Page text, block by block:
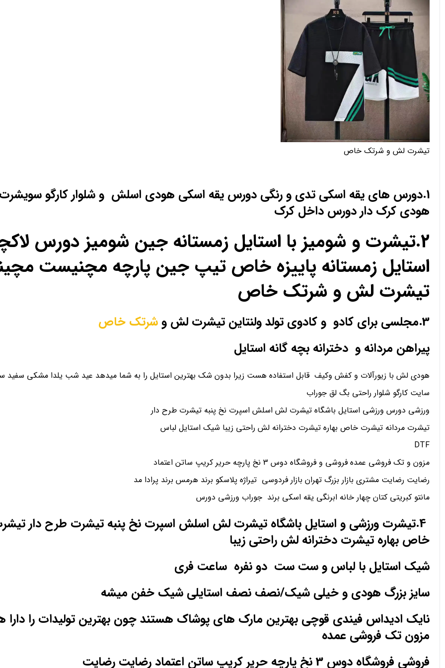
تیشرت لش و شرتک خاص
1.دورس های یقه اسکی تدی و رنگی دورس یقه اسکی هودی اسلش و شلوار کارگو
هودی کرک دار دورس داخل کرک
2.تیشرت و شومیز با استایل زمستانه جین شومیز دورس
استایل زمستانه پاییزه خاص تیپ جین پارچه مچنیست
تیشرت لش و شرتک خاص
3.مجلسی برای کادو و کادوی تولد ولنتاین تیشرت لش و
شرتک خاص
پیراهن مردانه و دخترانه بچه گانه استایل
هودی لش با زیورآلات و کفش وکیف قابل استفاده هست زیرا بدون شک بهترین استایل را به شما میدهد عید شب یلدا مشکی سفید
سایت کارگو شلوار راحتی بگ لق جوراب
ورزشی دورس ورزشی استایل باشگاه تیشرت لش اسلش اسپرت نخ پنبه تیشرت طرح دار
تیشرت مردانه تیشرت خاص بهاره تیشرت دخترانه لش راحتی زیبا شیک استایل لباس
DTF
مزون و تک فروشی عمده فروشی و فروشگاه دوس 3 نخ پارچه حریر کریپ ساتن اعتماد
رضایت رضایت مشتری بازار بزرگ تهران بازار فردوسی تیراژه پلاسکو برند هرمس برند پرادا مد
مانتو کبریتی کتان چهار خانه ابرنگی یقه اسکی برند جوراب ورزشی دورس
4.تیشرت ورزشی و استایل باشگاه تیشرت لش اسلش اسپرت نخ پنبه تیشرت طرح دار
خاص بهاره تیشرت دخترانه لش راحتی زیبا
شیک استایل با لباس و ست ست دو نفره ساعت فری
سایز بزرگ هودی و خیلی شیک/نصف نصف استایلی شیک خفن میشه
مزون تک فروشی عمده
فروشی فروشگاه دوس 3 نخ پارچه حریر کریپ ساتن اعتماد رضایت رضایت